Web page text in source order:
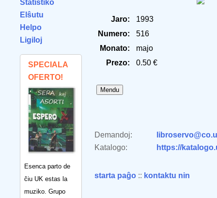
Statistiko
Elŝutu
Helpo
Ligiloj
SPECIALA
OFERTO!
Esenca parto de
ĉiu UK estas la
muziko. Grupo
Jaro:
1993
Numero:
516
Monato:
majo
Prezo:
0.50 €
Demandoj:
Katalogo:
https://
starta paĝo :: kontaktu nin